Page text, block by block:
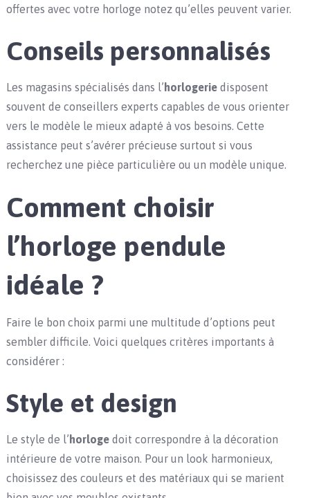
offertes avec votre horloge notez qu’elles peuvent varier.
Conseils personnalisés
Les magasins spécialisés dans l’ horlogeriedisposent
souvent de conseillers experts capables de vous orienter
vers le modèle le mieux adapté à vos besoins. Cette
assistance peut s’avérer précieuse surtout si vous
recherchez une pièce particulière ou un modèle unique.
Comment choisir
l’horloge pendule
idéale ?
Faire le bon choix parmi une multitude d’options peut
sembler difficile. Voici quelques critères importants à
considérer :
Style et design
Le style de l’ horlogedoit correspondre à la décoration
intérieure de votre maison. Pour un look harmonieux,
choisissez des couleurs et des matériaux qui se marient